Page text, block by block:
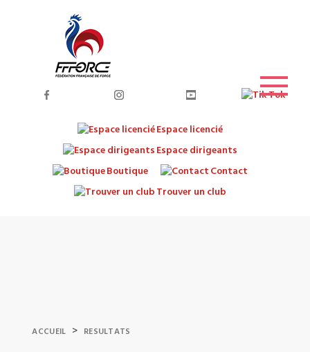
Espace licencié
Espace dirigeants
Boutique
Contact
Trouver un club
ACCUEIL > RESULTATS